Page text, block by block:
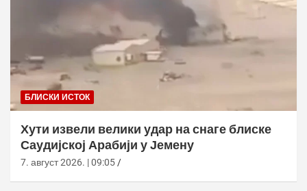
БЛИСКИ ИСТОК
Хути извели велики удар на снаге блиске
Саудијској Арабији у Јемену
7. август 2026. | 09:05